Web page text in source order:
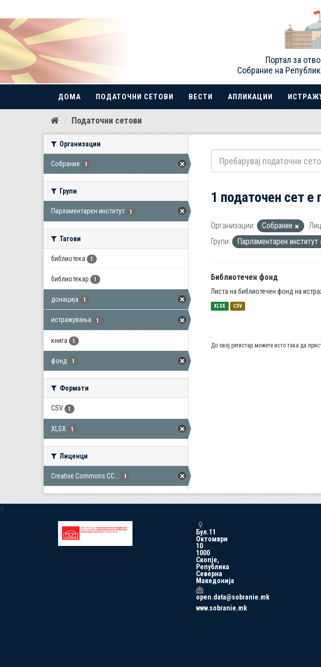
Прескокнете
Портал за
Собрание на
ДОМА ПОДАТОЧНИ СЕТОВИ ВЕСТИ АПЛИКАЦИИ
Податочни сетови
Организации
Собрание 1
Групи
Парламентарен институт 1
Тагови
библиотека 1
библиотекар 1
донација 1
истражувања 1
книга 1
фонд 1
Формати
CSV 1
XLSX 1
Лиценци
Creative Commons CC... 1
1 податочен сет е
Организации: Собрание
Групи:
Парламентарен институт
Библиотечен фонд
Листа на библиотечен фонд на
XLSX CSV
До овој регистар можете исто така да
a
Бул.11
Октомври
10
1000
Скопје,
Република
Северна
Македонија
open.data@sobranie.mk
www.sobranie.mk